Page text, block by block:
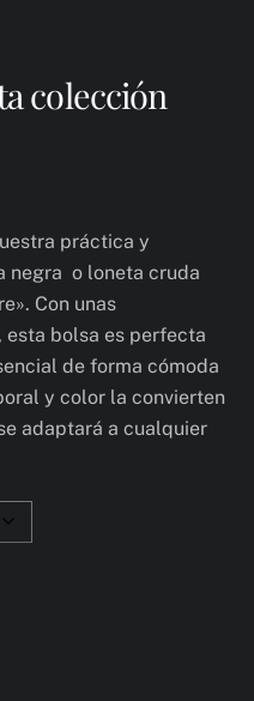
colección
práctica y
negra o loneta cruda
Con unas
esta bolsa es perfecta
de forma cómoda
y color la convierten
adaptará a cualquier